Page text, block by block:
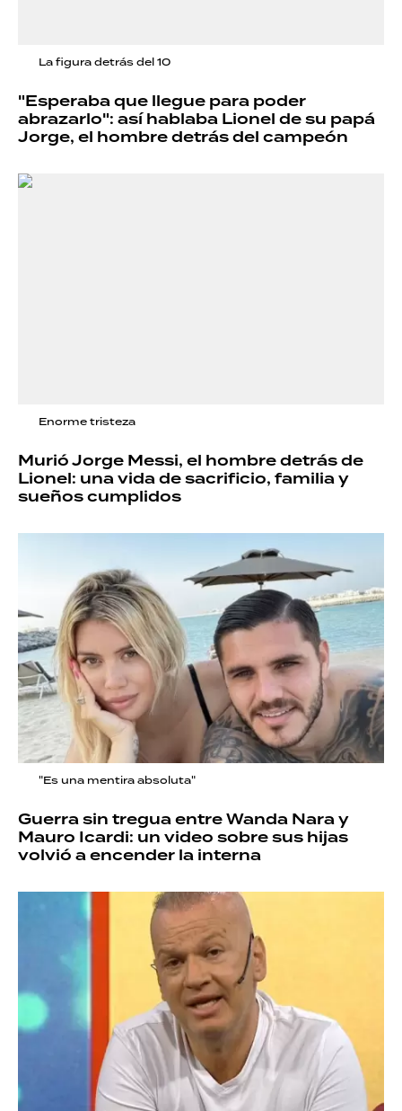
La figura detrás del 10
"Esperaba que llegue para poder
abrazarlo": así hablaba Lionel de su papá
Jorge, el hombre detrás del campeón
Enorme tristeza
Murió Jorge Messi, el hombre detrás de
Lionel: una vida de sacrificio, familia y
sueños cumplidos
"Es una mentira absoluta"
Guerra sin tregua entre Wanda Nara y
Mauro Icardi: un video sobre sus hijas
volvió a encender la interna